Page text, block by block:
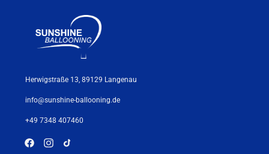
Herwigstraße 13, 89129 Langenau
info@sunshine-ballooning.de
+49 7348 407460